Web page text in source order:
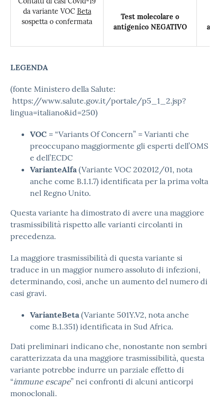
da variante VOC Beta
sospetta o confermata
Test molecolare o
antigenico NEGATIVO
LEGENDA
(fonte Ministero della Salute:
https://www.salute.gov.it/portale/p5_1_2.jsp?
lingua=italiano&id=250)
VOC = “Variants Of Concern” = Varianti che
preoccupano maggiormente gli esperti dell’OMS
e dell’ECDC
VarianteAlfa(Variante VOC 202012/01, nota
anche come B.1.1.7) identificata per la prima volta
nel Regno Unito.
Questa variante ha dimostrato di avere una maggiore
trasmissibilità rispetto alle varianti circolanti in
precedenza.
La maggiore trasmissibilità di questa variante si
traduce in un maggior numero assoluto di infezioni,
determinando, così, anche un aumento del numero di
casi gravi.
VarianteBeta(Variante 501Y.V2, nota anche
come B.1.351) identificata in Sud Africa.
Dati preliminari indicano che, nonostante non sembri
caratterizzata da una maggiore trasmissibilità, questa
variante potrebbe indurre un parziale effetto di
“immune escape” nei confronti di alcuni anticorpi
monoclonali.